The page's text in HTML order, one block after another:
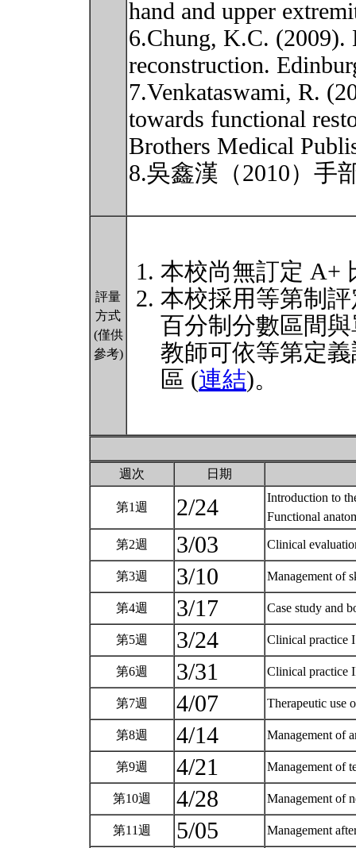
hand and upper
6.Chung, K.C. (2009).
reconstruction.
7.Venkataswami, R.
towards functional
Brothers Medical
8.吳鑫漢（2010）手
評量
方式
(僅供
參考)
本校尚無訂定 A+
本校採用等第制
百分制分數區間
教師可依等第定
區 (連結)。
週次 日期
第1週 2/24
Introduction to
Functional
第2週 3/03 Clinical
第3週 3/10 Management of
第4週 3/17 Case study and
第5週 3/24 Clinical practice
第6週 3/31 Clinical practice
第7週 4/07 Therapeutic use
第8週 4/14 Management of
第9週 4/21 Management of
第10週 4/28 Management of
第11週 5/05 Management